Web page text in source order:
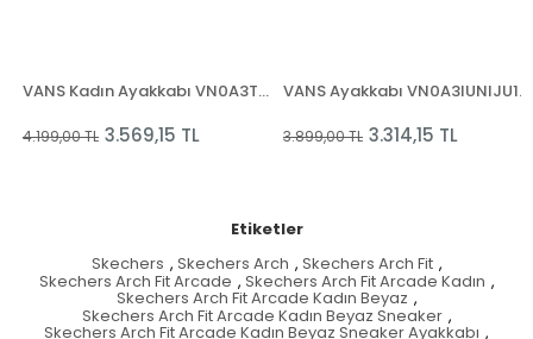
VANS Kadın Ayakkabı VN0A3TLC0RG1 WM Ward Platform (Canvas) white Textile
3.569,15 TL
4.199,00 TL
VANS Ayakkabı VN0A3IUNIJU1 WM Ward (Suede/Canvas) Black/White Leather
3.314,15 TL
3.899,00 TL
Etiketler
Skechers , Skechers Arch , Skechers Arch Fit ,
Skechers Arch Fit Arcade , Skechers Arch Fit Arcade Kadın ,
Skechers Arch Fit Arcade Kadın Beyaz ,
Skechers Arch Fit Arcade Kadın Beyaz Sneaker ,
Skechers Arch Fit Arcade Kadın Beyaz Sneaker Ayakkabı ,